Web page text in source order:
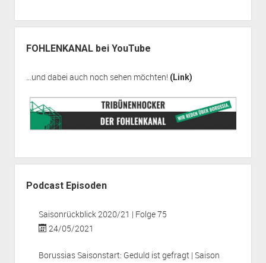
FOHLENKANAL bei YouTube
…und dabei auch noch sehen möchten! (Link)
Podcast Episoden
Saisonrückblick 2020/21 | Folge 75
24/05/2021
Borussias Saisonstart: Geduld ist gefragt | Saison